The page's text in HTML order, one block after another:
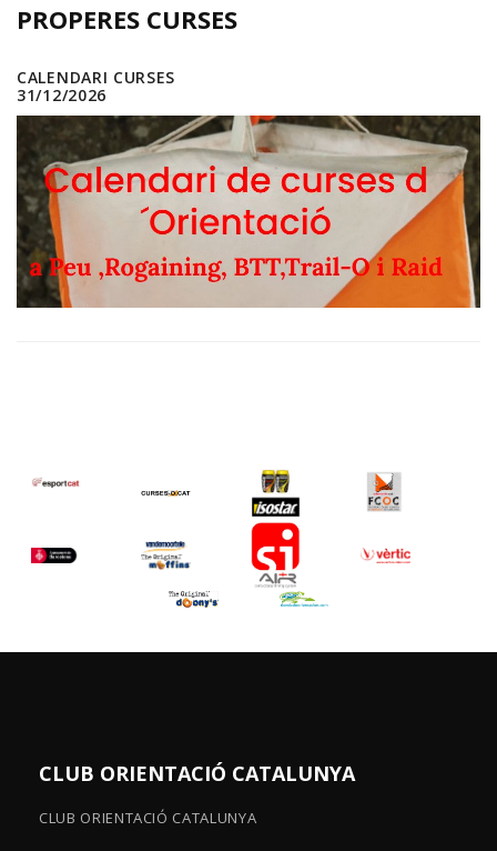
PROPERES CURSES
CALENDARI CURSES
31/12/2026
CLUB ORIENTACIÓ CATALUNYA
CLUB ORIENTACIÓ CATALUNYA